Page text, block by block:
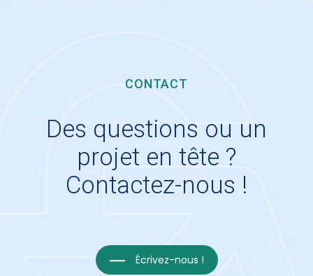
CONTACT
Des questions ou un
projet en tête ?
Contactez-nous !
Écrivez-nous !